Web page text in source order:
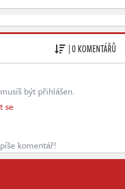
| 0 KOMENTÁŘŮ
být přihlášen.
se
komentář!